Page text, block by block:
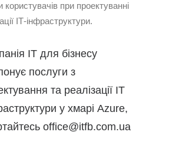
користувачів при проектуванні
ІТ-інфраструктури.
ІТ для бізнесу
послуги з
та реалізації ІТ
у хмарі Azure,
office@itfb.com.ua